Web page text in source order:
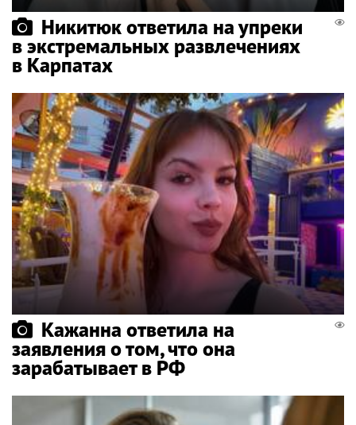
Никитюк ответила на упреки
в экстремальных развлечениях
в Карпатах
Кажанна ответила на
заявления о том, что она
зарабатывает в РФ